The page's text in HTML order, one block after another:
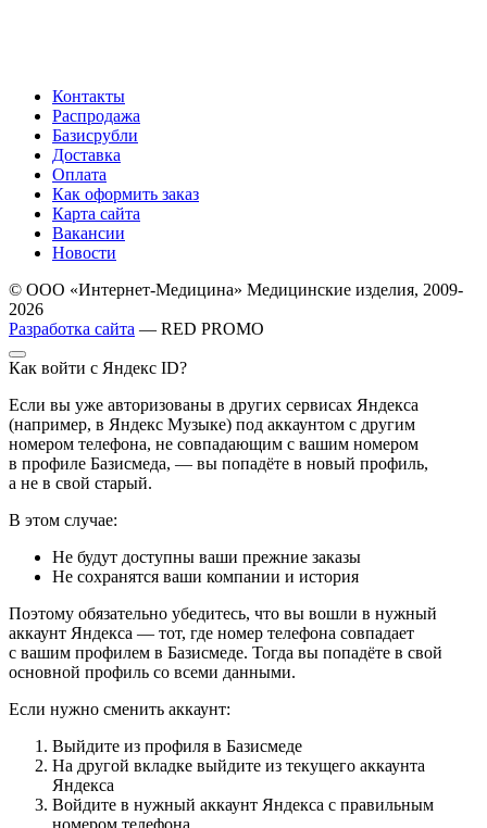
Контакты
Распродажа
Базисрубли
Доставка
Оплата
Как оформить заказ
Карта сайта
Вакансии
Новости
© ООО «Интернет-Медицина» Медицинские изделия, 2009-
2026
Разработка сайта — RED PROMO
Как войти с Яндекс ID?
Если вы уже авторизованы в других сервисах Яндекса
(например, в Яндекс Музыке) под аккаунтом с другим
номером телефона, не совпадающим с вашим номером
в профиле Базисмеда, — вы попадёте в новый профиль,
а не в свой старый.
В этом случае:
Не будут доступны ваши прежние заказы
Не сохранятся ваши компании и история
Поэтому обязательно убедитесь, что вы вошли в нужный
аккаунт Яндекса — тот, где номер телефона совпадает
с вашим профилем в Базисмеде. Тогда вы попадёте в свой
основной профиль со всеми данными.
Если нужно сменить аккаунт:
Выйдите из профиля в Базисмеде
На другой вкладке выйдите из текущего аккаунта
Яндекса
Войдите в нужный аккаунт Яндекса с правильным
номером телефона